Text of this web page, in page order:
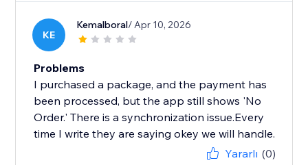
KE
Kemalboral/ Apr 10, 2026
Problems
​I purchased a package, and the payment has
been processed, but the app still shows 'No
Order.' There is a synchronization issue.Every
time I write they are saying okey we will handle.
Yararlı (0)